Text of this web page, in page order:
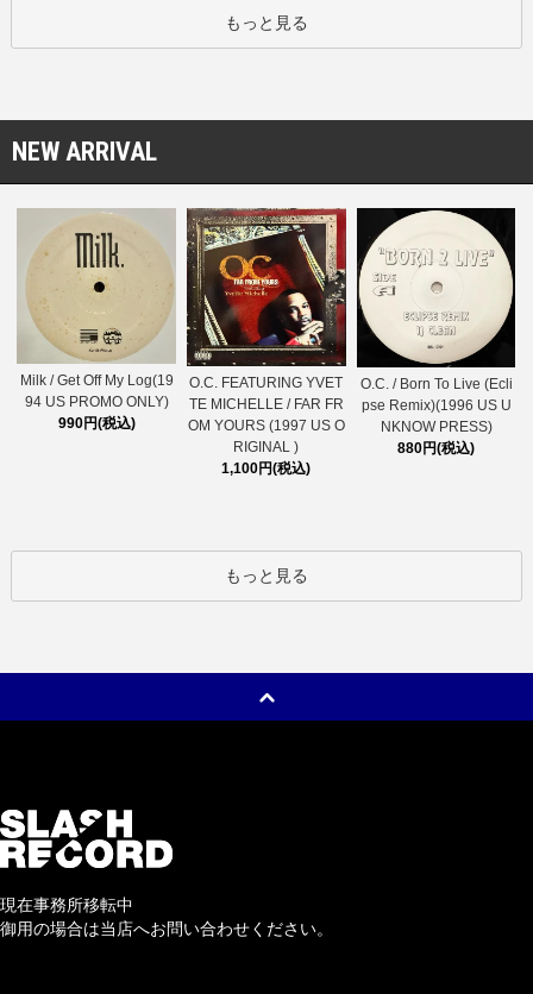
もっと見る
NEW ARRIVAL
Milk / Get Off My Log(19
94 US PROMO ONLY)
990円(税込)
O.C. FEATURING YVET
TE MICHELLE / FAR FR
OM YOURS (1997 US O
RIGINAL )
1,100円(税込)
O.C. / Born To Live (Ecli
pse Remix)(1996 US U
NKNOW PRESS)
880円(税込)
もっと見る
現在事務所移転中
御用の場合は当店へお問い合わせください。